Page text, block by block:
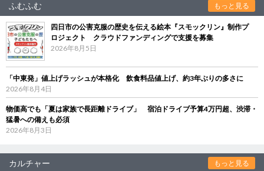
ふむふむ もっと見る
四日市の公害克服の歴史を伝える絵本『スモックリン』制作プ
ロジェクト クラウドファンディングで支援を募集
2026年8月5日
「中東発」値上げラッシュが本格化 飲食料品値上げ、約3年ぶりの多さに
2026年8月4日
物価高でも「夏は家族で長距離ドライブ」 宿泊ドライブ予算4万円超、渋滞・
猛暑への備えも必須
2026年8月3日
カルチャー もっと見る